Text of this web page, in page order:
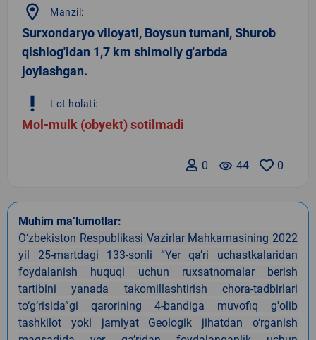
location_on Manzil:
Surxondaryo viloyati, Boysun tumani, Shurob
qishlog'idan 1,7 km shimoliy g'arbda
joylashgan.
priority_high Lot holati:
Mol-mulk (obyekt) sotilmadi
0
remove_red_eye 44
0
Muhim ma’lumotlar:
O‘zbekiston Respublikasi Vazirlar Mahkamasining 2022
yil 25-martdagi 133-sonli “Yer qa’ri uchastkalaridan
foydalanish huquqi uchun ruxsatnomalar berish
tartibini yanada takomillashtirish chora-tadbirlari
to‘g‘risida”gi qarorining 4-bandiga muvofiq g'olib
tashkilot yoki jamiyat Geologik jihatdan o‘rganish